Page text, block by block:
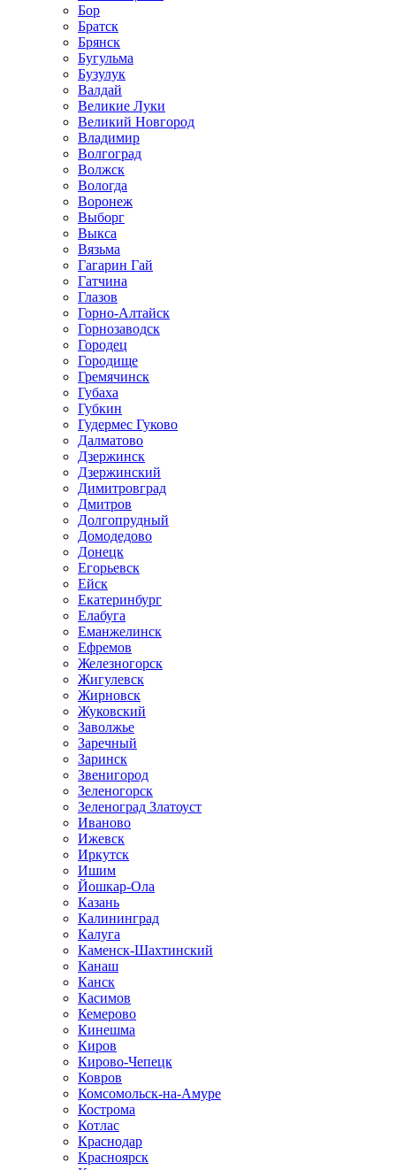
Бор
Братск
Брянск
Бугульма
Бузулук
Валдай
Великие Луки
Великий Новгород
Владимир
Волгоград
Волжск
Вологда
Воронеж
Выборг
Выкса
Вязьма
Гагарин Гай
Гатчина
Глазов
Горно-Алтайск
Горнозаводск
Городец
Городище
Гремячинск
Губаха
Губкин
Гудермес Гуково
Далматово
Дзержинск
Дзержинский
Димитровград
Дмитров
Долгопрудный
Домодедово
Донецк
Егорьевск
Ейск
Екатеринбург
Елабуга
Еманжелинск
Ефремов
Железногорск
Жигулевск
Жирновск
Жуковский
Заволжье
Заречный
Заринск
Звенигород
Зеленогорск
Зеленоград Златоуст
Иваново
Ижевск
Иркутск
Ишим
Йошкар-Ола
Казань
Калининград
Калуга
Каменск-Шахтинский
Канаш
Канск
Касимов
Кемерово
Кинешма
Киров
Кирово-Чепецк
Ковров
Комсомольск-на-Амуре
Кострома
Котлас
Краснодар
Красноярск